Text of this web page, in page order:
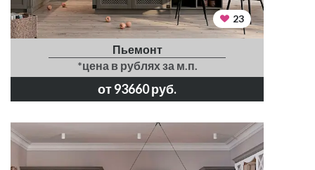
23
Пьемонт
*цена в рублях за м.п.
от 93660 руб.